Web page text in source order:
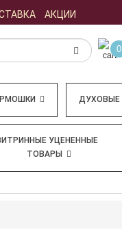
АКЦИИ
0
ДУХОВЫЕ
УЦЕНЕННЫЕ
ТОВАРЫ